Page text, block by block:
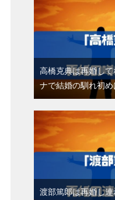
高橋克典は再婚し
ナで結婚の馴れ初め
渡部篤郎は再婚し